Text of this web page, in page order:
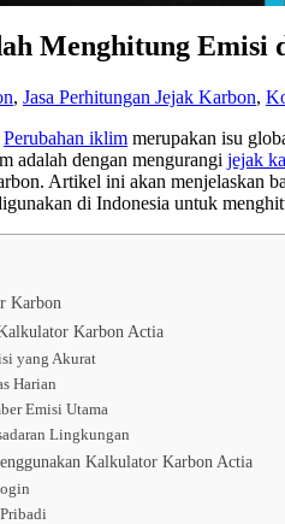
Menghitung Emisi
, Jasa Perhitungan Jejak Karbon,
Perubahan iklim merupakan isu
adalah dengan mengurangi jejak
Artikel ini akan
di Indonesia untuk
Karbon
Karbon Actia
yang Akurat
Harian
Emisi Utama
Lingkungan
Kalkulator Karbon Actia